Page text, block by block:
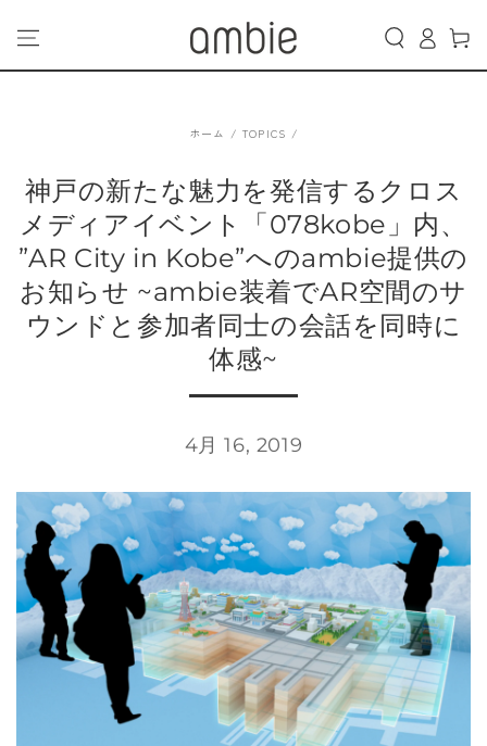
プする
イ
ー
ト
ホーム / TOPICS /
神戸の新たな魅力を発信するクロス
メディアイベント「078kobe」内、
”AR City in Kobe”へのambie提供の
お知らせ ~ambie装着でAR空間のサ
ウンドと参加者同士の会話を同時に
体感~
4月 16, 2019